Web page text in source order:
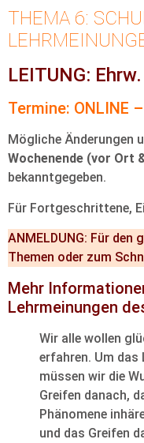
THEMA 6:
LEITUNG:
Termine: ONLINE
Mögliche Änderungen
Wochenende (vor Ort
bekanntgegeben.
Für Fortgeschrittene,
ANMELDUNG: Für den
Themen oder zum
Mehr
Lehrmeinungen
Wir alle wollen
erfahren. Um das
müssen wir die
Greifen danach,
Phänomene
und das Greifen